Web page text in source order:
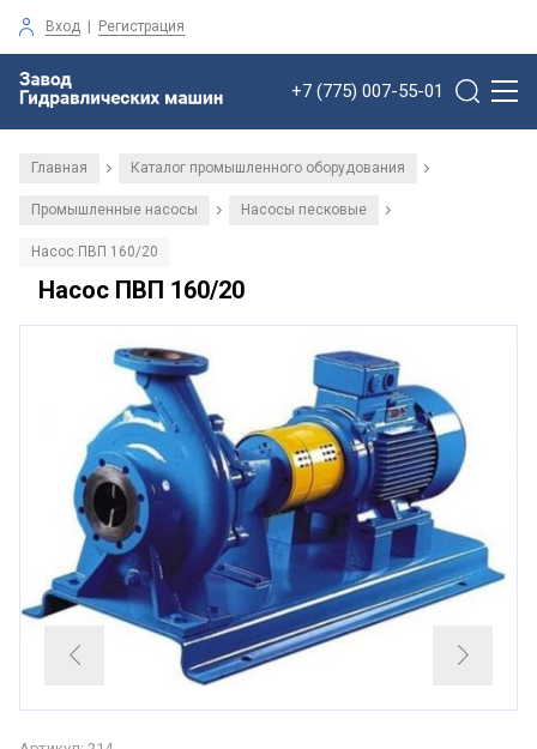
Вход | Регистрация
+7 (775) 007-55-01
Главная / Каталог промышленного оборудования /
Промышленные насосы / Насосы песковые /
Насос ПВП 160/20
Насос ПВП 160/20